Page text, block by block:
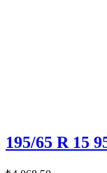
195/65 R 15